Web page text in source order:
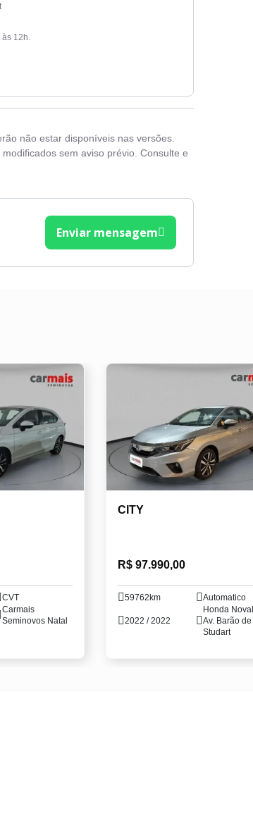
às 12h.
não estar disponíveis nas versões.
sem aviso prévio. Consulte e
Enviar mensagem
CVT
Carmais
Seminovos Natal
CITY
R$ 97.990,00
59762km Automatico
2022 / 2022
Honda
Av. Barão de
Studart